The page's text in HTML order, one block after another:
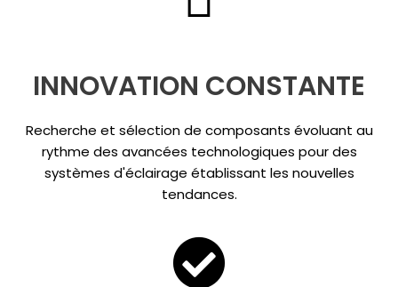
INNOVATION CONSTANTE
Recherche et sélection de composants évoluant au
rythme des avancées technologiques pour des
systèmes d'éclairage établissant les nouvelles
tendances.